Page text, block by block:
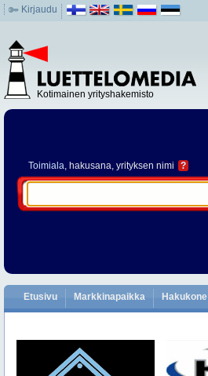
Kirjaudu
Kotimainen yrityshakemisto
Toimiala, hakusana, yrityksen nimi ?
Etusivu Markkinapaikka Hakukone